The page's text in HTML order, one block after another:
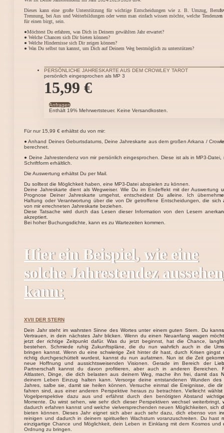
Dieses kann eine große Unterstützung für wichtige Entscheidungen wie z. B. Umzug,
Trennung, bei Aus und Weiterbildungen oder wenn man einfach wissen möchte, welche Tendenzen
für einen birgt, sein.
●Möchtest Du erfahren, was Dich in Deinem gewählten Jahr erwartet?
● Welche Chancen sich Dir bieten können?
● Welche Hindernisse sich Dir zeigen können?
● Was Du selbst tun kannst, um Dich auf Deinem Weg bestmöglich zu unterstützen?
PERSÖNLICHE JAHRESKARTE AUS DEM CROWLEY TAROT
persönlich eingesprochen als MP 3
15,99 €
Anfragen
Enthält 19% Mehrwertsteuer. Keine Versandkosten.
Für nur 15,99 € erhältst du von mir:
● Anhand Deines Geburtsdatums, Deine Jahreskarte aus dem großen Arkana /
berechnet.
● Deine Jahrestendenz von mir persönlich eingesprochen. Diese ist als in MP3-Datei,
Schriftform erhältlich.
Die Auswertung erhältst Du per Mail.
Du solltest die Möglichkeit haben, eine MP3-Datei abspielen zu können.
Deine Jahreskarte dient als Wegweiser. Wie Du im Endeffekt mit der Auswertung
Prognose Deiner Jahreskarte umgehst, entscheidest Du alleine. Ich
Haftung oder Verantwortung über die von Dir getroffene Entscheidungen, die sich
von mir errechneten Jahreskarte beziehen.
Diese Tatsache wird durch das Lesen dieser Information von den Lesern
akzeptiert.
Bei hoher Buchungsdichte, kann es zu Wartezeiten kommen.
Hier ein Beispiel, wie eine
solche Jahrestendez aussehen
kann:
XVII DER STERN
Dein Jahr steht im wahrsten Sinne des Wortes unter einem guten Stern. Du
Vertrauen, in dein nächstes Jahr blicken. Wenn du einen Neuanfang wagen
jetzt der richtige Zeitpunkt dafür. Was du jetzt beginnst, hat die Chance,
bestehen. Schmiede ruhig Zukunftspläne, die du nun wahrlich auch in die
bringen kannst. Wenn du eine schwierige Zeit hinter dir hast, durch Krisen gingst
richtig durchgeschüttelt wurdest, kannst du nun aufatmen. Nun ist die Zeit
neue Hoffnung und aussichtsweisenden Visionen. Gerade im Bereich der
Partnerschaft kannst du davon profitieren, aber auch in anderen Bereichen.
Altlasten, Dinge, die dich belasten aus deinem Weg, mache ihn frei, damit das
deinem Leben Einzug halten kann. Versorge deine entstandenen Wunden des
Jahres, salbe sie, damit sie heilen können. Versuche einmal die Ereignisse, die dir
fahren sind, aus einer anderen Perspektive heraus zu betrachten. Vielleicht
Vogelperspektive dazu aus und erfährst durch den benötigten Abstand
Momente. Du wirst sehen, wie sehr dich dieser Perspektiven wechsel weiterbringt,
dadurch erfahren kannst und welche vielversprechenden neuen Möglichkeiten, sich
bieten können. Dieses Jahr eignet sich aber auch sehr dazu, dich ebenso von
reinigen und dadurch in deinem spirituellen Wachstum voranzuschreiten. Du hast
einzigartige Chance und Möglichkeit, dein Leben in Einklang mit dem Kosmos und
Ordnung zu bringen.